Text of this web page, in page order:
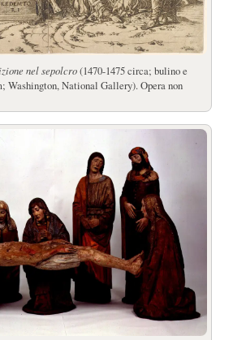
nel sepolcro(1470-1475 circa; bulino e
Washington, National Gallery). Opera non